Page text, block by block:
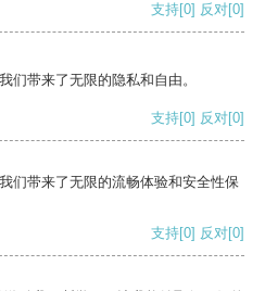
支持[0] 反对[0]
们带来了无限的隐私和自由。
支持[0] 反对[0]
们带来了无限的流畅体验和安全性保
支持[0] 反对[0]